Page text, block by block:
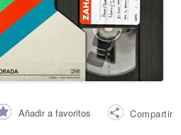
Añadir a favoritos Compartir